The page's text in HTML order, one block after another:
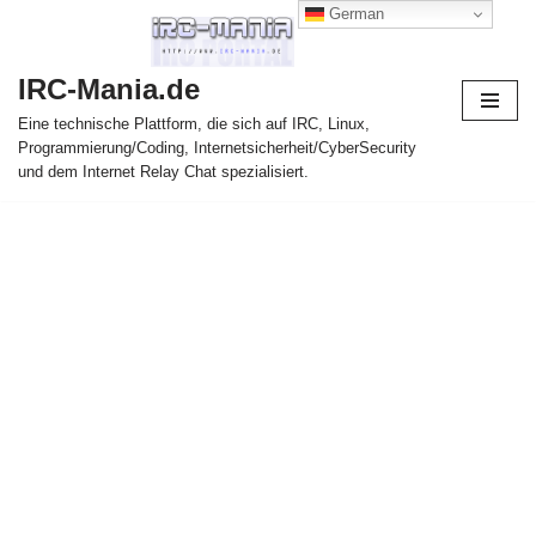
Inhalt
springen
IRC-Mania.de
Eine technische Plattform, die sich auf IRC, Linux,
Programmierung/Coding, Internetsicherheit/CyberSecurity
und dem Internet Relay Chat spezialisiert.
German